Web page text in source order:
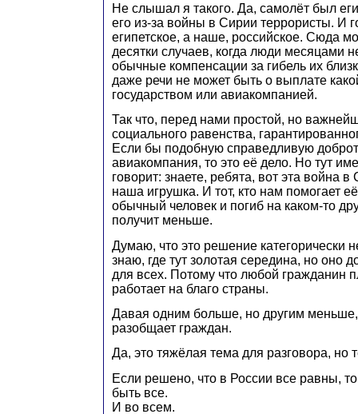
Не слышал я такого. Да, самолёт был
его из-за войны в Сирии террористы. И
египетское, а наше, российское. Сюда
десятки случаев, когда люди месяцами
обычные компенсации за гибель их
даже речи не может быть о выплате
государством или авиакомпанией.
Так что, перед нами простой, но
социального равенства,
Если бы подобную справедливую
авиакомпания, то это её дело. Но тут
говорит: знаете, ребята, вот эта война
наша игрушка. И тот, кто нам помогает
обычный человек и погиб на каком-то
получит меньше.
Думаю, что это решение категорически
знаю, где тут золотая середина, но оно
для всех. Потому что любой гражданин
работает на благо страны.
Давая одним больше, но другим меньше,
разобщает граждан.
Да, это тяжёлая тема для разговора, но
Если решено, что в России все равны,
быть все.
И во всем.